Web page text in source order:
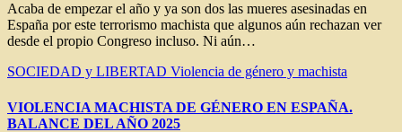
Acaba de empezar el año y ya son dos las mueres asesinadas en
España por este terrorismo machista que algunos aún rechazan ver
desde el propio Congreso incluso. Ni aún…
SOCIEDAD y LIBERTAD Violencia de género y machista
VIOLENCIA MACHISTA DE GÉNERO EN ESPAÑA.
BALANCE DEL AÑO 2025